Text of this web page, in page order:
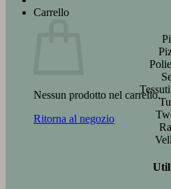
Carrello
Nessun prodotto nel carrello.
Ritorna al negozio